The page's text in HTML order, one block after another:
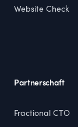
Website Check
Partnerschaft
Fractional CTO